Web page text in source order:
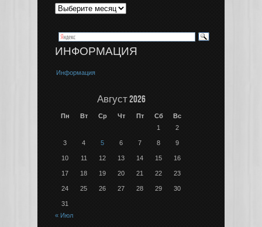
ИНФОРМАЦИЯ
Информация
Август 2026
Пн Вт Ср Чт Пт Сб
Вс
1
2
3 4 5 6 7 8 9
10 11 12 13 14 15 16
17 18 19 20 21 22 23
24 25 26 27 28 29 30
31
« Июл